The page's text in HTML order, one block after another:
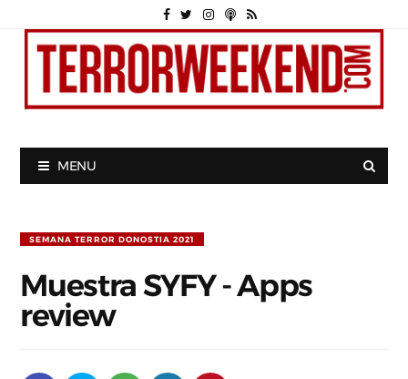
MENU
SEMANA TERROR DONOSTIA 2021
Muestra SYFY - Apps
review